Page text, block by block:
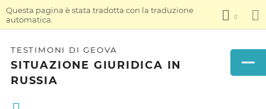
Questa pagina è stata tradotta con la traduzione
automatica.
TESTIMONI DI GEOVA
SITUAZIONE GIURIDICA IN
RUSSIA